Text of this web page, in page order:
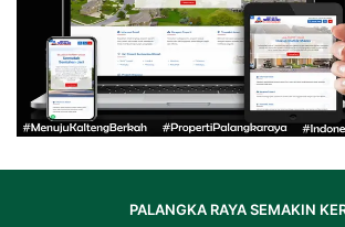
PALANGKA RAYA SEMAKIN